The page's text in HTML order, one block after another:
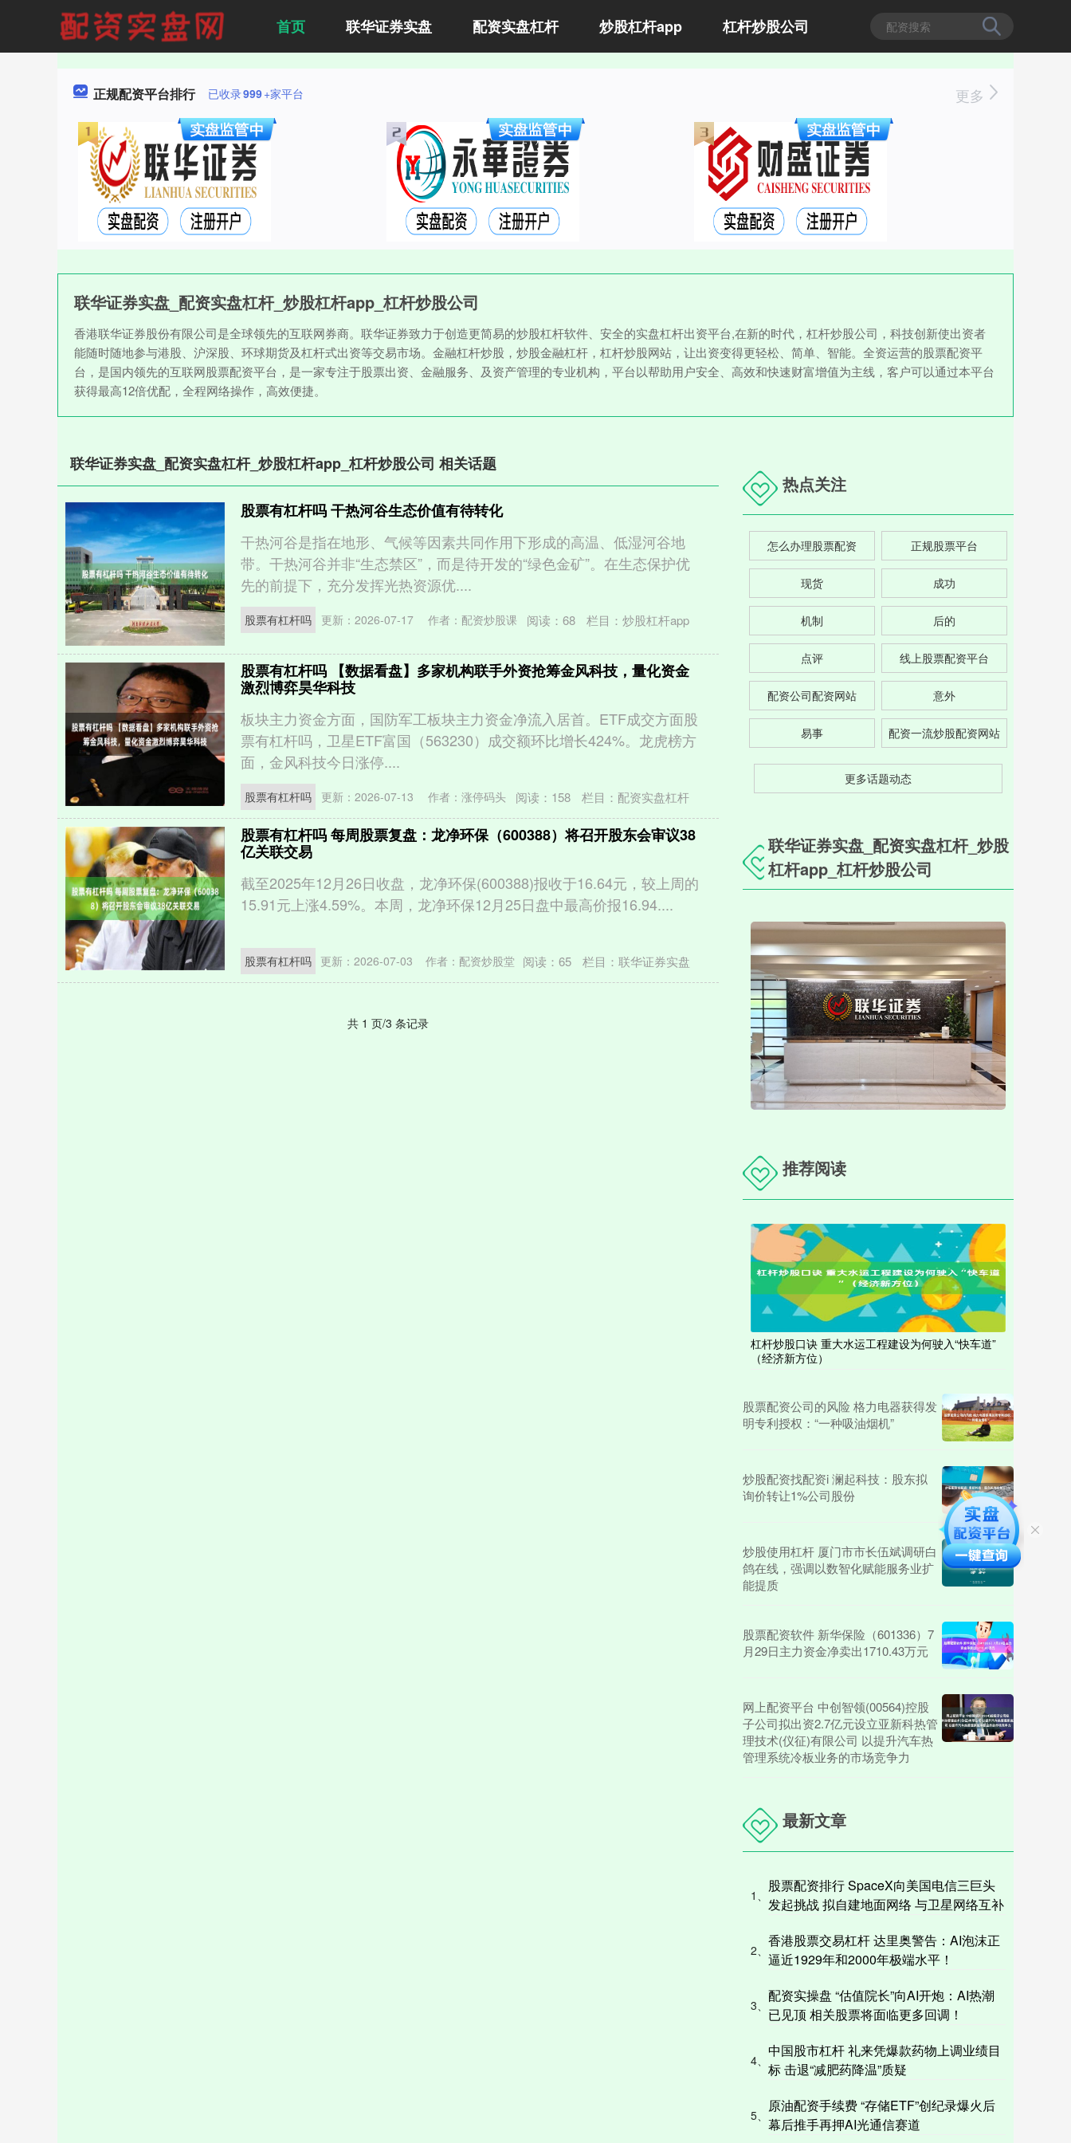
首页 联华证券实盘 配资实盘杠杆 炒股杠杆app 杠杆炒股公司
正规配资平台排行 已收录999+家平台 更多
联华证券实盘_配资实盘杠杆_炒股杠杆app_杠杆炒股公司
香港联华证券股份有限公司是全球领先的互联网券商。联华证券致力于创造更简易的炒股杠杆软件、安全的实盘杠杆出资平台,在新的时代，杠杆炒股公司，科技创新使出资者
能随时随地参与港股、沪深股、环球期货及杠杆式出资等交易市场。金融杠杆炒股，炒股金融杠杆，杠杆炒股网站，让出资变得更轻松、简单、智能。全资运营的股票配资平
台，是国内领先的互联网股票配资平台，是一家专注于股票出资、金融服务、及资产管理的专业机构，平台以帮助用户安全、高效和快速财富增值为主线，客户可以通过本平台
获得最高12倍优配，全程网络操作，高效便捷。
联华证券实盘_配资实盘杠杆_炒股杠杆app_杠杆炒股公司 相关话题
股票有杠杆吗 干热河谷生态价值有待转化
干热河谷是指在地形、气候等因素共同作用下形成的高温、低湿河谷地
带。干热河谷并非“生态禁区”，而是待开发的“绿色金矿”。在生态保护优
先的前提下，充分发挥光热资源优....
股票有杠杆吗 更新：2026-07-17 作者：配资炒股课 阅读： 68 栏目： 炒股杠杆app
股票有杠杆吗 【数据看盘】多家机构联手外资抢筹金风科技，量化资金
激烈博弈昊华科技
板块主力资金方面，国防军工板块主力资金净流入居首。ETF成交方面股
票有杠杆吗，卫星ETF富国（563230）成交额环比增长424%。龙虎榜方
面，金风科技今日涨停....
股票有杠杆吗 更新：2026-07-13 作者：涨停码头 阅读： 158 栏目： 配资实盘杠杆
股票有杠杆吗 每周股票复盘：龙净环保（600388）将召开股东会审议38
亿关联交易
截至2025年12月26日收盘，龙净环保(600388)报收于16.64元，较上周的
15.91元上涨4.59%。本周，龙净环保12月25日盘中最高价报16.94....
股票有杠杆吗 更新：2026-07-03 作者：配资炒股堂 阅读：65 栏目：联华证券实盘
共 1 页/3 条记录
热点关注
怎么办理股票配资 正规股票平台
现货 成功
机制 后的
点评 线上股票配资平台
配资公司配资网站 意外
易事 配资一流炒股配资网站
更多话题动态
联华证券实盘_配资实盘杠杆_炒股
杠杆app_杠杆炒股公司
推荐阅读
杠杆炒股口诀 重大水运工程建设为何驶入“快车道”
（经济新方位）
股票配资公司的风险 格力电器获得发
明专利授权：“一种吸油烟机”
炒股配资找配资i 澜起科技：股东拟
询价转让1%公司股份
炒股使用杠杆 厦门市市长伍斌调研白
鸽在线，强调以数智化赋能服务业扩
能提质
股票配资软件 新华保险（601336）7
月29日主力资金净卖出1710.43万元
网上配资平台 中创智领(00564)控股
子公司拟出资2.7亿元设立亚新科热管
理技术(仪征)有限公司 以提升汽车热
管理系统冷板业务的市场竞争力
最新文章
1、
股票配资排行 SpaceX向美国电信三巨头
发起挑战 拟自建地面网络 与卫星网络互补
2、
香港股票交易杠杆 达里奥警告：AI泡沫正
逼近1929年和2000年极端水平！
3、
配资实操盘 “估值院长”向AI开炮：AI热潮
已见顶 相关股票将面临更多回调！
4、
中国股市杠杆 礼来凭爆款药物上调业绩目
标 击退“减肥药降温”质疑
5、
原油配资手续费 “存储ETF”创纪录爆火后
幕后推手再押AI光通信赛道